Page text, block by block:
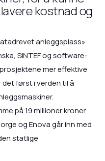
kostnad og
anleggsplass»
SINTEF og software-
mer effektive
først i verden til å
på 19 millioner kroner.
og Enova går inn med
statlige